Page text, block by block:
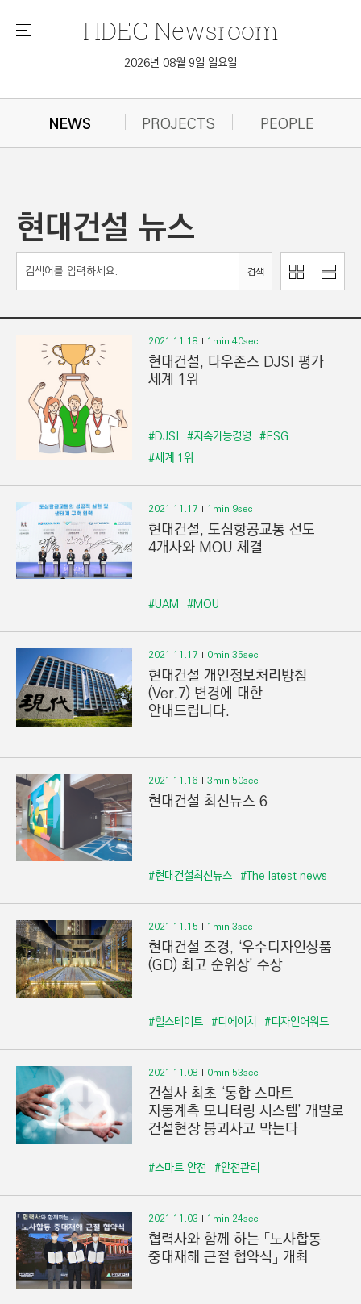
메
HDEC Newsroom
2026년 08월 9일 일요일
NEWS PROJECTS PEOPLE
현대건설 뉴스
검색
이
미
로
기
리
스
로
기
2021.11.18 1min 40sec
현대건설, 다우존스 DJSI 평가
세계 1위
#DJSI #지속가능경영 #ESG
#세계 1위
2021.11.17 1min 9sec
현대건설, 도심항공교통 선도
4개사와 MOU 체결
#UAM #MOU
2021.11.17 0min 35sec
현대건설 개인정보처리방침
(Ver.7) 변경에 대한
안내드립니다.
2021.11.16 3min 50sec
현대건설 최신뉴스 6
#현대건설최신뉴스 #The latest news
2021.11.15 1min 3sec
현대건설 조경, ‘우수디자인상품
(GD) 최고 순위상’ 수상
#힐스테이트 #디에이치 #디자인어워드
2021.11.08 0min 53sec
건설사 최초 ‘통합 스마트
자동계측 모니터링 시스템’ 개발로
건설현장 붕괴사고 막는다
#스마트 안전 #안전관리
2021.11.03 1min 24sec
협력사와 함께 하는 「노사합동
중대재해 근절 협약식」 개최